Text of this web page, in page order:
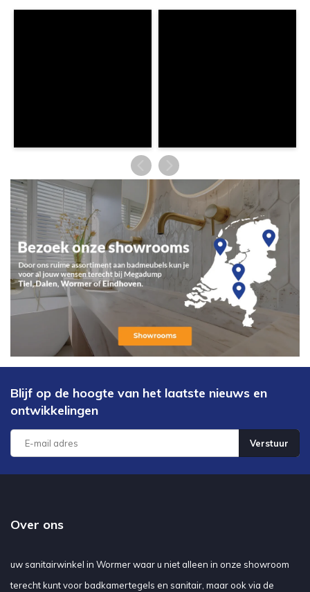
Blijf op de hoogte van het laatste nieuws en
ontwikkelingen
Verstuur
Over ons
uw sanitairwinkel in Wormer waar u niet alleen in onze showroom
terecht kunt voor badkamertegels en sanitair, maar ook via de